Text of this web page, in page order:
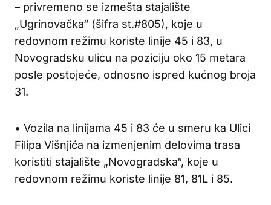
– privremeno se izmešta stajalište
„Ugrinovačka“ (šifra st.#805), koje u
redovnom režimu koriste linije 45 i 83, u
Novogradsku ulicu na poziciju oko 15 metara
posle postojeće, odnosno ispred kućnog broja
31.
• Vozila na linijama 45 i 83 će u smeru ka Ulici
Filipa Višnjića na izmenjenim delovima trasa
koristiti stajalište „Novogradska“, koje u
redovnom režimu koriste linije 81, 81L i 85.